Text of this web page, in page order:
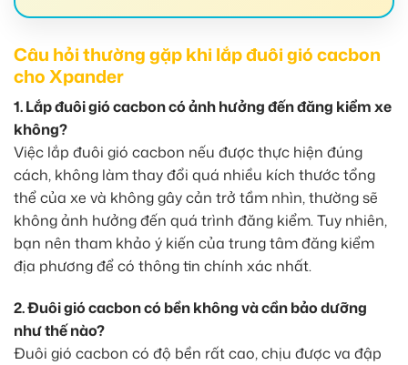
Câu hỏi thường gặp khi lắp đuôi gió cacbon
cho Xpander
1. Lắp đuôi gió cacbon có ảnh hưởng đến đăng kiểm xe
không?
Việc lắp đuôi gió cacbon nếu được thực hiện đúng
cách, không làm thay đổi quá nhiều kích thước tổng
thể của xe và không gây cản trở tầm nhìn, thường sẽ
không ảnh hưởng đến quá trình đăng kiểm. Tuy nhiên,
bạn nên tham khảo ý kiến của trung tâm đăng kiểm
địa phương để có thông tin chính xác nhất.
2. Đuôi gió cacbon có bền không và cần bảo dưỡng
như thế nào?
Đuôi gió cacbon có độ bền rất cao, chịu được va đập